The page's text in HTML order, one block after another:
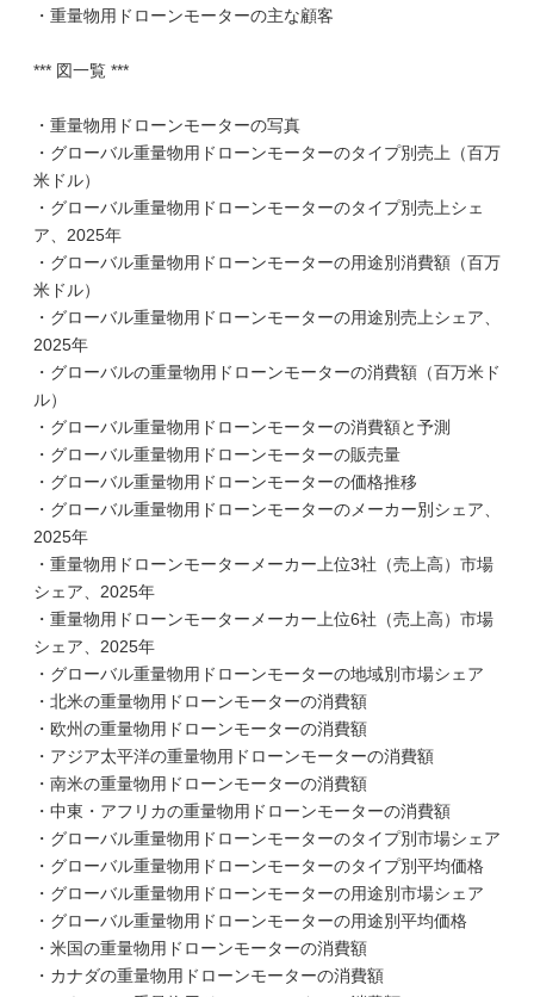
・重量物用ドローンモーターの主な顧客
*** 図一覧 ***
・重量物用ドローンモーターの写真
・グローバル重量物用ドローンモーターのタイプ別売上（百万
米ドル）
・グローバル重量物用ドローンモーターのタイプ別売上シェ
ア、2025年
・グローバル重量物用ドローンモーターの用途別消費額（百万
米ドル）
・グローバル重量物用ドローンモーターの用途別売上シェア、
2025年
・グローバルの重量物用ドローンモーターの消費額（百万米ド
ル）
・グローバル重量物用ドローンモーターの消費額と予測
・グローバル重量物用ドローンモーターの販売量
・グローバル重量物用ドローンモーターの価格推移
・グローバル重量物用ドローンモーターのメーカー別シェア、
2025年
・重量物用ドローンモーターメーカー上位3社（売上高）市場
シェア、2025年
・重量物用ドローンモーターメーカー上位6社（売上高）市場
シェア、2025年
・グローバル重量物用ドローンモーターの地域別市場シェア
・北米の重量物用ドローンモーターの消費額
・欧州の重量物用ドローンモーターの消費額
・アジア太平洋の重量物用ドローンモーターの消費額
・南米の重量物用ドローンモーターの消費額
・中東・アフリカの重量物用ドローンモーターの消費額
・グローバル重量物用ドローンモーターのタイプ別市場シェア
・グローバル重量物用ドローンモーターのタイプ別平均価格
・グローバル重量物用ドローンモーターの用途別市場シェア
・グローバル重量物用ドローンモーターの用途別平均価格
・米国の重量物用ドローンモーターの消費額
・カナダの重量物用ドローンモーターの消費額